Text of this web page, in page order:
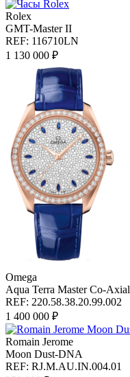
Rolex
GMT-Master II
REF: 116710LN
1 130 000 ₽
Omega
Aqua Terra Master Co-
REF: 220.58.38.20.99.002
1 400 000 ₽
Romain Jerome
Moon Dust-DNA
REF: RJ.M.AU.IN.004.01